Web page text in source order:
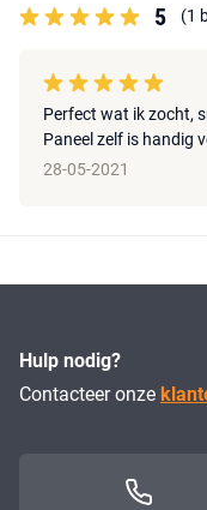
5 (1
Perfect wat ik zocht,
Paneel zelf is handig
28-05-2021
Hulp nodig?
Contacteer onze